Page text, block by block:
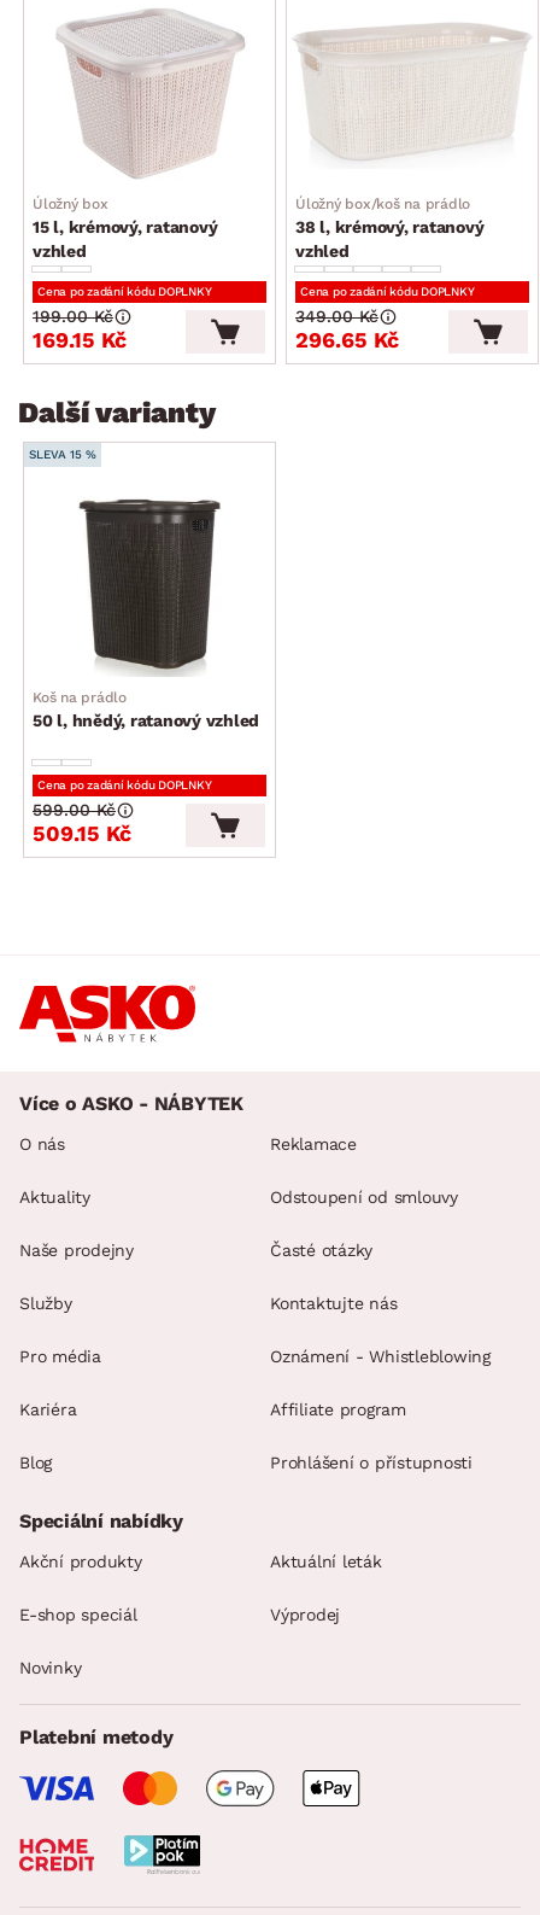
Úložný box
15 l, krémový, ratanový
vzhled
Cena po zadání kódu DOPLNKY
169.15 Kč
199.00 Kč
Úložný box/koš na prádlo
38 l, krémový, ratanový
vzhled
Cena po zadání kódu DOPLNKY
296.65 Kč
349.00 Kč
Další varianty
SLEVA 15 %
Koš na prádlo
50 l, hnědý, ratanový vzhled
Cena po zadání kódu DOPLNKY
509.15 Kč
599.00 Kč
Více o ASKO - NÁBYTEK
O nás
Aktuality
Naše prodejny
Služby
Pro média
Kariéra
Blog
Reklamace
Odstoupení od smlouvy
Časté otázky
Kontaktujte nás
Oznámení - Whistleblowing
Affiliate program
Prohlášení o přístupnosti
Speciální nabídky
Akční produkty Aktuální leták
E-shop speciál Výprodej
Novinky
Platební metody